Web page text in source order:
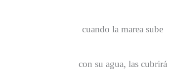
cuando la marea sube
con su agua, las cubrirá